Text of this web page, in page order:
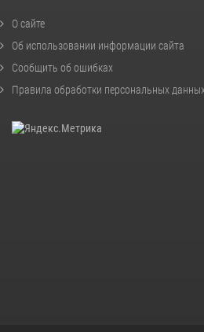
О сайте
Об использовании информации сайта
Сообщить об ошибках
Правила обработки персональных